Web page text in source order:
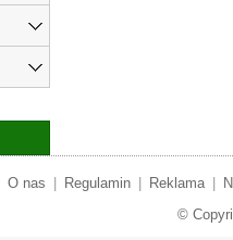
O nas Regulamin Reklama
©